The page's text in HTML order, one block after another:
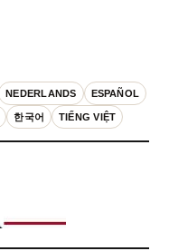
NEDERLANDS ESPAÑOL
한국어 TIẾNG VIỆT